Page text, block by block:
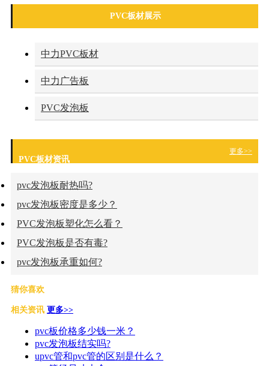
PVC板材展示
中力PVC板材
中力广告板
PVC发泡板
更多>>
PVC板材资讯
pvc发泡板耐热吗?
pvc发泡板密度是多少？
PVC发泡板塑化怎么看？
PVC发泡板是否有毒?
pvc发泡板承重如何?
猜你喜欢
相关资讯 更多>>
pvc板价格多少钱一米？
pvc发泡板结实吗?
upvc管和pvc管的区别是什么？